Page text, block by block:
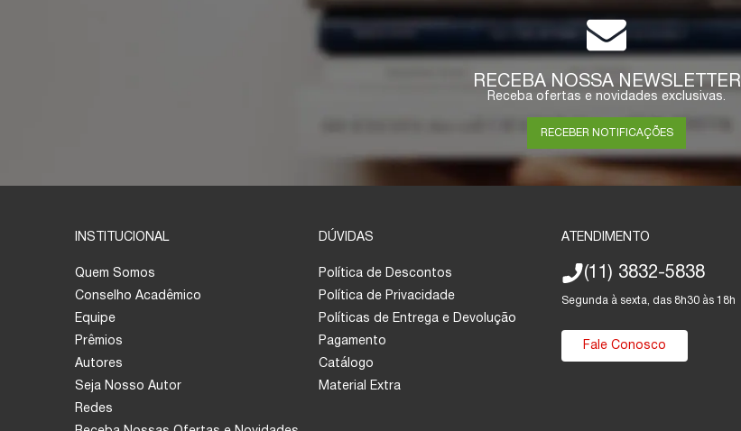
RECEBA NOSSA NEWSLETTER
Receba ofertas e novidades exclusivas.
RECEBER NOTIFICAÇÕES
INSTITUCIONAL
Quem Somos
Conselho Acadêmico
Equipe
Prêmios
Autores
Seja Nosso Autor
Redes
DÚVIDAS
Política de Descontos
Política de Privacidade
Políticas de Entrega e Devolução
Pagamento
Catálogo
Material Extra
ATENDIMENTO
(11) 3832-5838
Segunda à sexta, das 8h30 às 18h
Fale Conosco